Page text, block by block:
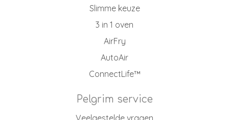
Slimme keuze
3 in 1 oven
AirFry
AutoAir
ConnectLife™
Pelgrim service